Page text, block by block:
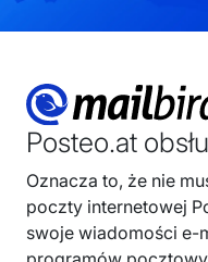
Posteo.at
Oznacza to, że nie
poczty internetowej
swoje wiadomości e-